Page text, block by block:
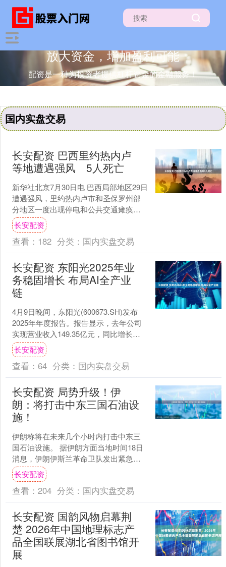
放大资金，增加盈利可能
配资是一种为投资者提供杠杆资金的金融服务！
国内实盘交易
长安配资 巴西里约热内卢
等地遭遇强风 5人死亡
新华社北京7月30日电 巴西局部地区29日
遭遇强风，里约热内卢市和圣保罗州部
分地区一度出现停电和公共交通瘫痪，5
人死于强风导致的事故。 这是7月17日在
巴西里约....
长安配资
查看： 182 分类： 国内实盘交易
长安配资 东阳光2025年业
务稳固增长 布局AI全产业
链
4月9日晚间，东阳光(600673.SH)发布
2025年年度报告。报告显示，去年公司
实现营业收入149.35亿元，同比增长
22.42%；扣非归母净利润7.10亿....
长安配资
查看： 64 分类： 国内实盘交易
长安配资 局势升级！伊
朗：将打击中东三国石油设
施！
伊朗称将在未来几个小时内打击中东三
国石油设施。 据伊朗方面当地时间18日
消息，伊朗伊斯兰革命卫队发出紧急警
告，沙特阿拉伯、阿联酋和卡塔尔三国
石油设施成为合法打击....
长安配资
查看： 204 分类： 国内实盘交易
长安配资 国韵风物启幕荆
楚 2026年中国地理标志产
品全国联展湖北省图书馆开
展